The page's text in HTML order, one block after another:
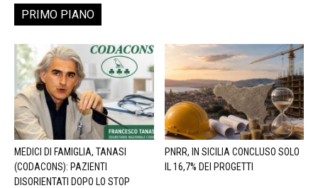
PRIMO PIANO
MEDICI DI FAMIGLIA, TANASI
(CODACONS): PAZIENTI
DISORIENTATI DOPO LO STOP
PNRR, IN SICILIA CONCLUSO SOLO
IL 16,7% DEI PROGETTI